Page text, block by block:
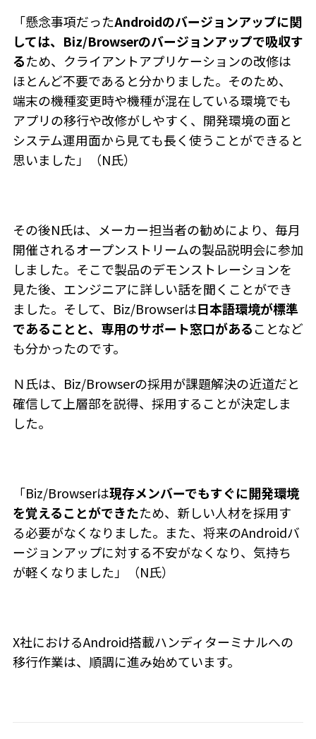
「懸念事項だったAndroidのバージョンアップに関
しては、Biz/Browserのバージョンアップで吸収す
るため、クライアントアプリケーションの改修は
ほとんど不要であると分かりました。そのため、
端末の機種変更時や機種が混在している環境でも
アプリの移行や改修がしやすく、開発環境の面と
システム運用面から見ても長く使うことができると
思いました」（N氏）
その後N氏は、メーカー担当者の勧めにより、毎月
開催されるオープンストリームの製品説明会に参加
しました。そこで製品のデモンストレーションを
見た後、エンジニアに詳しい話を聞くことができ
ました。そして、Biz/Browserは日本語環境が標準
であることと、専用のサポート窓口があることなど
も分かったのです。
Ｎ氏は、Biz/Browserの採用が課題解決の近道だと
確信して上層部を説得、採用することが決定しま
した。
「Biz/Browserは現存メンバーでもすぐに開発環境
を覚えることができたため、新しい人材を採用す
る必要がなくなりました。また、将来のAndroidバ
ージョンアップに対する不安がなくなり、気持ち
が軽くなりました」（N氏）
X社におけるAndroid搭載ハンディターミナルへの
移行作業は、順調に進み始めています。